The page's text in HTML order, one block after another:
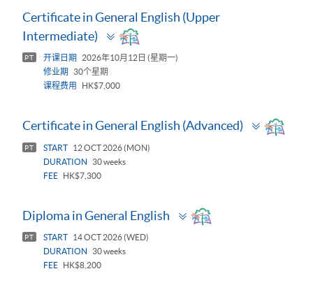
Certificate in General English (Upper
Intermediate)
Toggle
panel
PT 开课日期
2026年10月12日 (星期一)
修业期
30个星期
课程费用
HK$7,000
Certificate in General English (Advanced)
Toggle
panel
PT START
12 OCT 2026 (MON)
DURATION
30 weeks
FEE
HK$7,300
Diploma in General English
Toggle
panel
PT START
14 OCT 2026 (WED)
DURATION
30 weeks
FEE
HK$8,200